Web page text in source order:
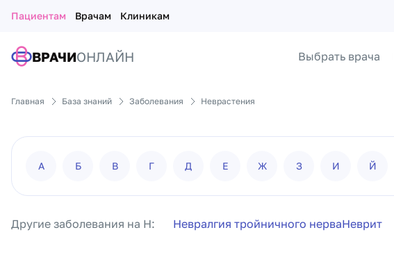
Пациентам Врачам Клиникам
ВРАЧИОНЛАЙН Выбрать врача
Главная База знаний Заболевания Неврастения
А Б В Г Д Е Ж З И Й
Другие заболевания на Н: Невралгия тройничного нерваНеврит